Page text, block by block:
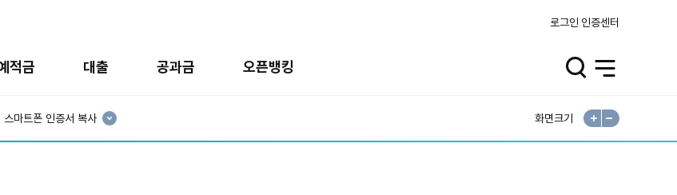
로그인 인증센터
적금 대출 공과금 오픈뱅킹
검
색
전
체
기
마트폰 인증서 복사 화면크기
확
대
축
소